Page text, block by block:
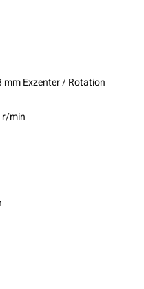
mm Exzenter / Rotation
r/min